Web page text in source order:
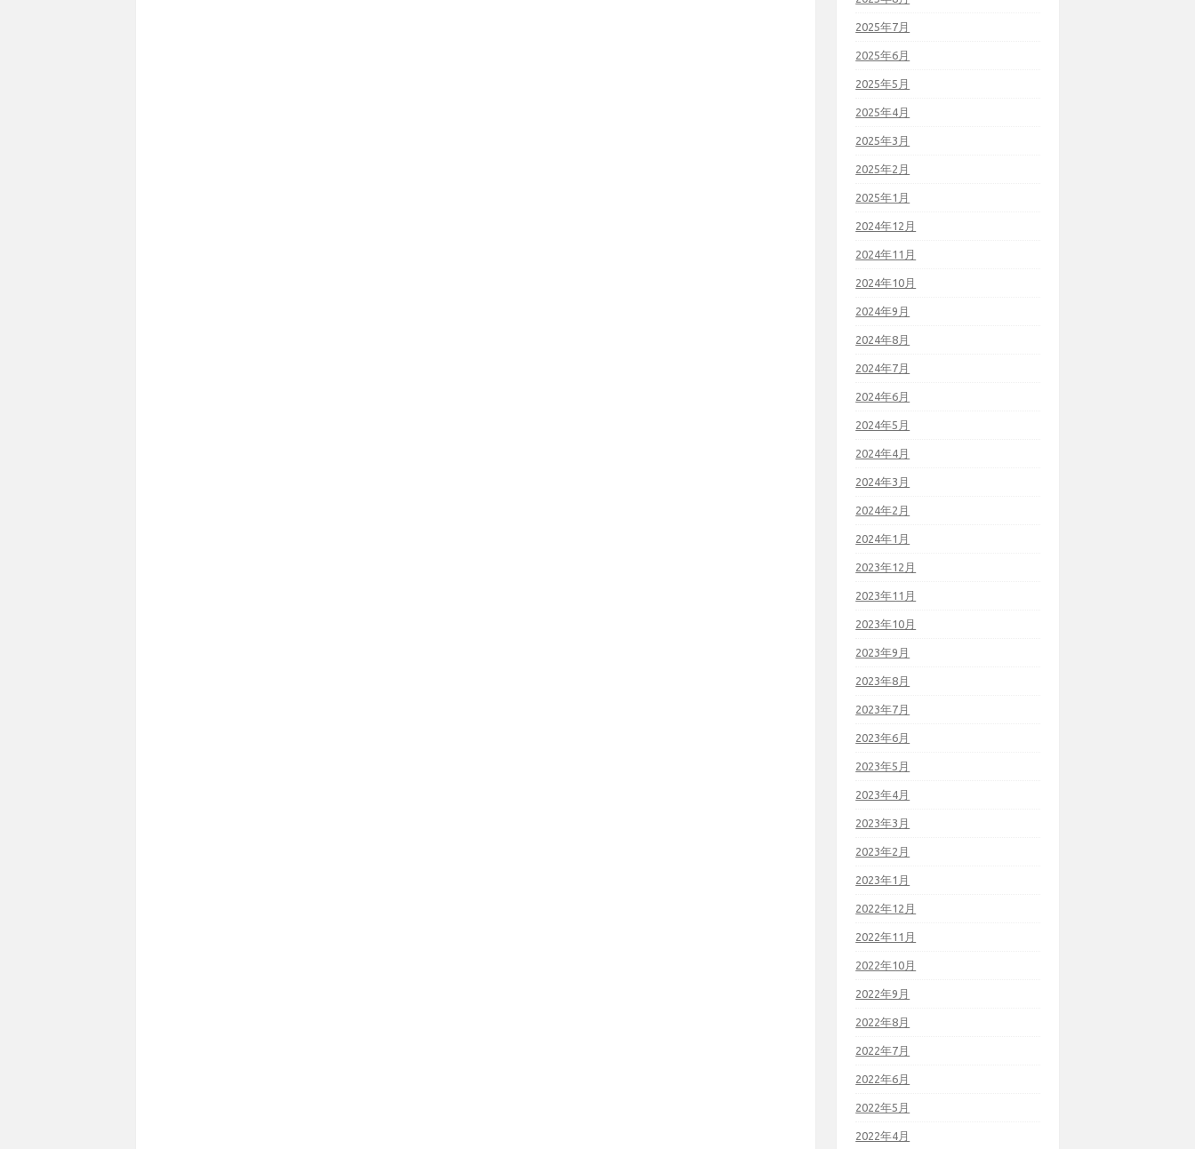
2025年7月
2025年6月
2025年5月
2025年4月
2025年3月
2025年2月
2025年1月
2024年12月
2024年11月
2024年10月
2024年9月
2024年8月
2024年7月
2024年6月
2024年5月
2024年4月
2024年3月
2024年2月
2024年1月
2023年12月
2023年11月
2023年10月
2023年9月
2023年8月
2023年7月
2023年6月
2023年5月
2023年4月
2023年3月
2023年2月
2023年1月
2022年12月
2022年11月
2022年10月
2022年9月
2022年8月
2022年7月
2022年6月
2022年5月
2022年4月